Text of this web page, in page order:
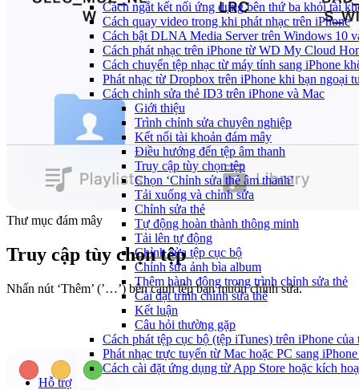
Cách ngắt kết nối ứng dụng bên thứ ba khỏi tài
Cách quay video trong khi phát nhạc trên iPhone
Cách bật DLNA Media Server trên Windows 10
Cách phát nhạc trên iPhone từ WD My Cloud
Cách chuyển tệp nhạc từ máy tính sang iPhone
Phát nhạc từ Dropbox trên iPhone khi bạn ngoại
Cách chỉnh sửa thẻ ID3 trên iPhone và Mac
Giới thiệu
Trình chỉnh sửa chuyên nghiệp
Kết nối tài khoản đám mây
Điều hướng đến tệp âm thanh
Truy cập tùy chọn tệp
Chọn ‘Chỉnh sửa thẻ âm thanh’
Tải xuống và chỉnh sửa
Chỉnh sửa thẻ
Tự động hoàn thành thông minh
Tải lên tự động
Chỉnh sửa tệp cục bộ
Chỉnh sửa ảnh bìa album
Thêm hành động trong trình chỉnh sửa thẻ
Cài đặt trình chỉnh sửa thẻ
Kết luận
Câu hỏi thường gặp
Cách phát tệp cục bộ (tệp iTunes) trên iPhone của
Phát nhạc trực tuyến từ Mac hoặc PC sang
Cách cài đặt ứng dụng từ App Store hoặc kích
Hỗ trợ
Thư mục đám mây
Truy cập tùy chọn tệp
Nhấn nút ‘Thêm’ (’…’) bên cạnh tệp bạn muốn chỉnh sửa.